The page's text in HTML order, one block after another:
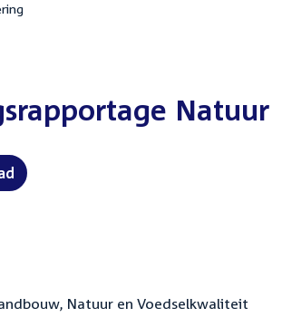
Natuur
Natuur en Voedselkwaliteit